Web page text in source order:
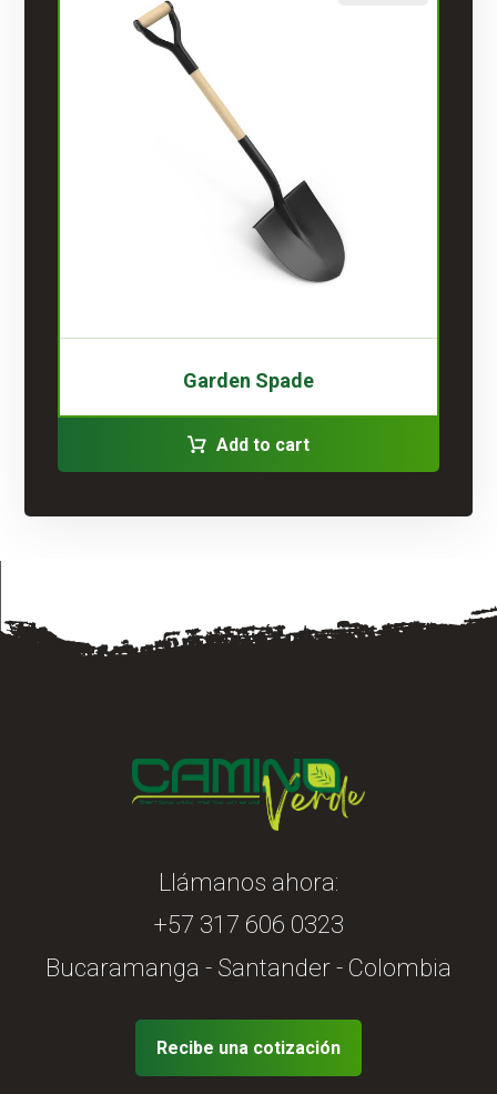
Garden Spade
Add to cart
Llámanos ahora:
+57 317 606 0323
Bucaramanga - Santander - Colombia
Recibe una cotización